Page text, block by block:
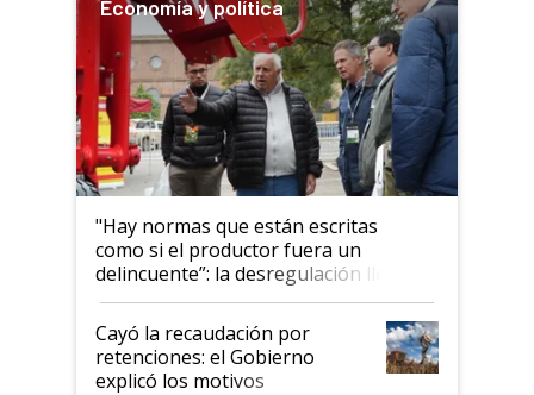
Economía y política
"Hay normas que están escritas
como si el productor fuera un
delincuente”: la desregulación llegó
al Congreso Aapresid y hasta se
habló del financiamiento al IPCVA
Cayó la recaudación por
retenciones: el Gobierno
explicó los motivos